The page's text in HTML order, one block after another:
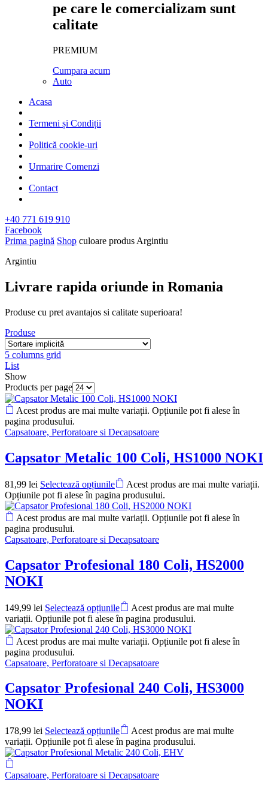
pe care le comercializam sunt
calitate
PREMIUM
Cumpara acum
Auto
Acasa
Termeni și Condiții
Politică cookie-uri
Urmarire Comenzi
Contact
+40 771 619 910
Facebook
Prima pagină Shop culoare produs Argintiu
Argintiu
Livrare rapida oriunde in Romania​
Produse cu pret avantajos si calitate superioara!
Produse
5 columns grid
List
Show
Products per page
Acest produs are mai multe variații. Opțiunile pot fi alese în
pagina produsului.
Capsatoare, Perforatoare si Decapsatoare
Capsator Metalic 100 Coli, HS1000 NOKI
81,99 lei Selectează opțiunile
Acest produs are mai multe variații.
Opțiunile pot fi alese în pagina produsului.
Acest produs are mai multe variații. Opțiunile pot fi alese în
pagina produsului.
Capsatoare, Perforatoare si Decapsatoare
Capsator Profesional 180 Coli, HS2000
NOKI
149,99 lei Selectează opțiunile
Acest produs are mai multe
variații. Opțiunile pot fi alese în pagina produsului.
Acest produs are mai multe variații. Opțiunile pot fi alese în
pagina produsului.
Capsatoare, Perforatoare si Decapsatoare
Capsator Profesional 240 Coli, HS3000
NOKI
178,99 lei Selectează opțiunile
Acest produs are mai multe
variații. Opțiunile pot fi alese în pagina produsului.
Capsatoare, Perforatoare si Decapsatoare